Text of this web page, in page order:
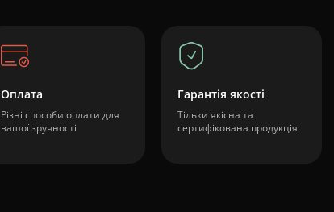
Оплата
Різні способи оплати для
вашої зручності
Гарантія якості
Тільки якісна та
сертифікована продукція